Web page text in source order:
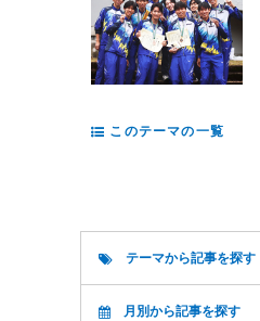
このテーマの一覧
テーマから記事を探す
月別から記事を探す